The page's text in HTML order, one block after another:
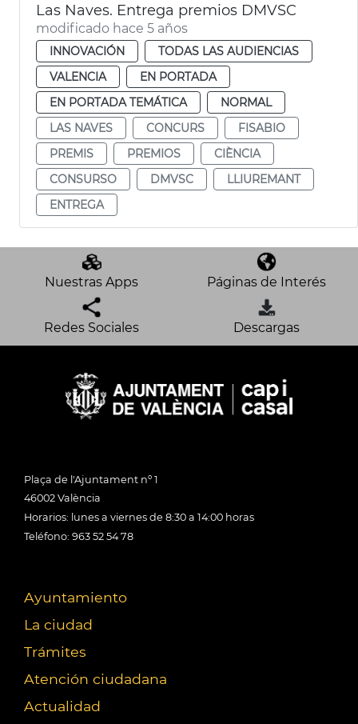
Las Naves. Entrega premios DMVSC
modificado hace 5 años
INNOVACIÓN
TODAS LAS AUDIENCIAS
VALENCIA
EN PORTADA
EN PORTADA TEMÁTICA
NORMAL
LAS NAVES
CONCURS
FISABIO
PREMIS
PREMIOS
CIÈNCIA
CONSURSO
DMVSC
LLIUREMANT
ENTREGA
Nuestras Apps Páginas de Interés
Redes Sociales Descargas
Plaça de l'Ajuntament nº 1
46002 València
Horarios: lunes a viernes de 8:30 a 14:00 horas
Teléfono: 963 52 54 78
Ayuntamiento
La ciudad
Trámites
Atención ciudadana
Actualidad